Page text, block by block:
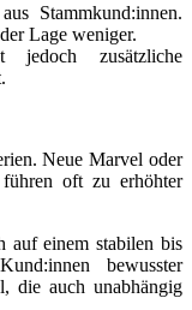
Stammkund:innen.
Lage weniger.
zusätzliche
Neue Marvel oder
führen oft zu erhöhter
auf einem stabilen bis
bewusster
die auch unabhängig